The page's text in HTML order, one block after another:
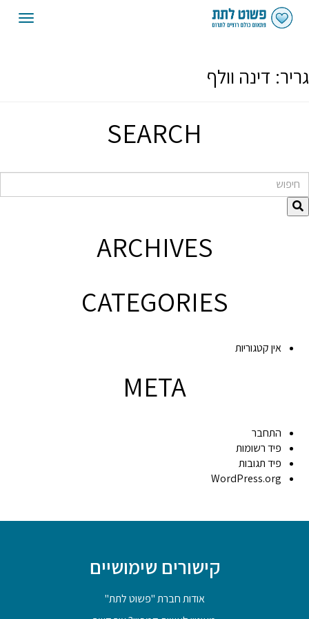
גריר: דינה וולף
SEARCH
חיפוש
ARCHIVES
CATEGORIES
אין קטגוריות
META
התחבר
פיד רשומות
פיד תגובות
WordPress.org
קישורים שימושיים
אודות חברת "פשוט לתת"